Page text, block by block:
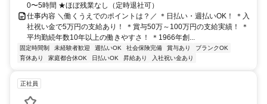
0〜5時間 ★ほぼ残業なし（定時退社可）
仕事内容 ＼働くうえでのポイントは？／ ＊日払い・週払いOK！ ＊入
社祝い金で5万円の支給あり！ ＊賞与50万～100万円の支給実績！ ＊
平均勤続年数10年以上の働きやすさ！ ＊1966年創...
固定時間制 未経験者歓迎 週払いOK 社会保険完備 賞与あり
ブランクOK
育休あり
家庭都合休OK 日払いOK 昇給あり 入社祝い金あり
正社員